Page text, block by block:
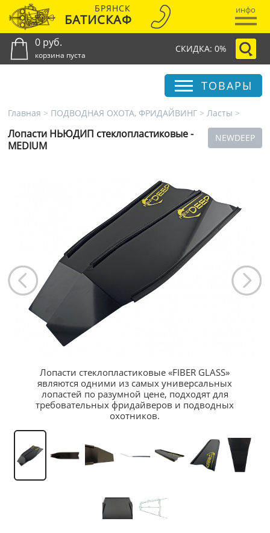
БРЯНСК
БАТИСКАФ
инфо
0 руб.
корзина пуста
СКИДКА: 0%
ТОВАРЫ
Главная > ПОДВОДНАЯ ОХОТА, ФРИДАЙВИНГ > Ласты >
NEWDEEP
Лопасти НЬЮДИП стеклопластиковые -
MEDIUM
Лопасти стеклопластиковые «FIBER GLASS»
являются одними из самых универсальных
лопастей по разумной цене, подходят для
требовательных фридайверов и подводных
охотников.